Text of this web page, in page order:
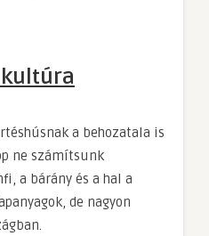
a behozatala is
ne számítsunk
a bárány és a hal a
de nagyon